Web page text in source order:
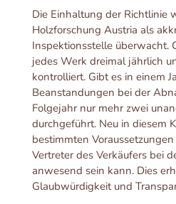
Die Einhaltung der Richtlinie
Holzforschung Austria als
Inspektionsstelle überwacht.
jedes Werk dreimal jährlich
kontrolliert. Gibt es in einem
Beanstandungen bei der
Folgejahr nur mehr zwei
durchgeführt. Neu in diesem
bestimmten
Vertreter des Verkäufers bei
anwesend sein kann. Dies
Glaubwürdigkeit und